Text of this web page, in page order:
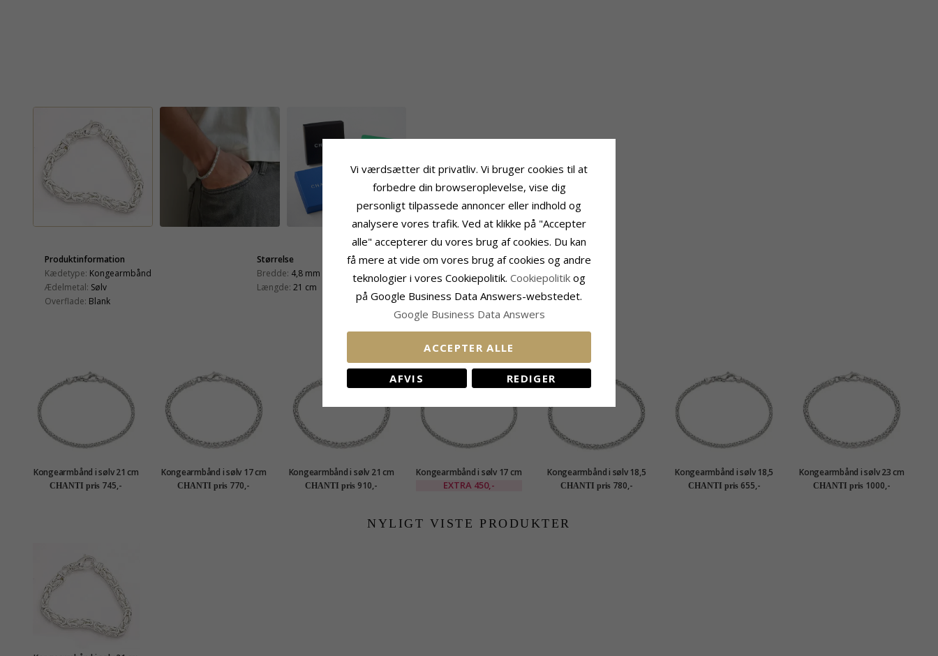
Produktinformation
Kædetype: Kongearmbånd
Ædelmetal: Sølv
Overflade: Blank
Størrelse
Bredde: 4,8 mm
Længde: 21 cm
Leveringstid
Leveringstid:
2-3 Hverdage
Kongearmbånd i sølv 21 cm
x 2,0 mm
CHANTI pris 745,-
Kongearmbånd i sølv 17 cm
x 2,8 mm
CHANTI pris 770,-
Kongearmbånd i sølv 21 cm
x 2,8 mm
CHANTI pris 910,-
SALE 30%
Kongearmbånd i sølv 17 cm
x 2,0 mm
EXTRA 450,-
Kongearmbånd i sølv 18,5
cm x 2,4 mm
CHANTI pris 780,-
Kongearmbånd i sølv 18,5
cm x 2,0 mm
CHANTI pris 655,-
Kongearmbånd i sølv 23 cm
x 2,8 mm
CHANTI pris 1000,-
NYLIGT VISTE PRODUKTER
Vi værdsætter dit privatliv. Vi bruger cookies til at
forbedre din browseroplevelse, vise dig
personligt tilpassede annoncer eller indhold og
analysere vores trafik. Ved at klikke på "Accepter
alle" accepterer du vores brug af cookies. Du kan
få mere at vide om vores brug af cookies og andre
teknologier i vores Cookiepolitik. Cookiepolitik og
på Google Business Data Answers-webstedet.
Google Business Data Answers
ACCEPTER ALLE
AFVIS REDIGER